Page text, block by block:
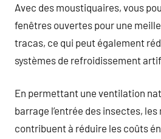
Avec des moustiquaires, vous
fenêtres ouvertes pour une
tracas, ce qui peut également
systèmes de refroidissement
En permettant une ventilation
barrage l’entrée des insectes,
contribuent à réduire les coûts